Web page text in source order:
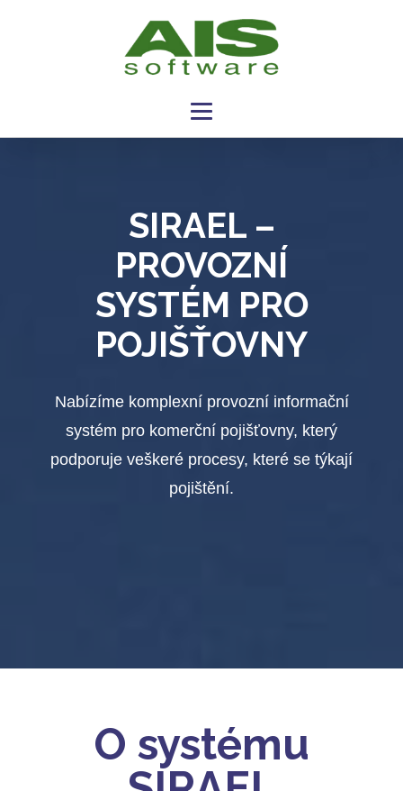
SIRAEL –
PROVOZNÍ
SYSTÉM PRO
POJIŠŤOVNY
Nabízíme komplexní provozní informační
systém pro komerční pojišťovny, který
podporuje veškeré procesy, které se týkají
pojištění.
O systému